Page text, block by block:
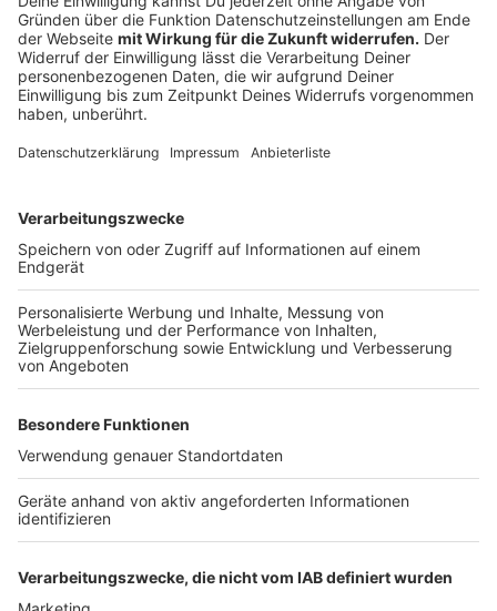
Dieses Lied kann ich Wort für Wort mitsingen:man
füge hier das Intro einer gerade angesagten
Kinderserie meiner Tochter ein (aktuell „Pettersson
und Findus“).
Wenn ich im Aufzug stecken bleibe, nutze ich die
Zeit so:
leider zu oft beim „Checken“ von Mails und
Social-Media-Nachrichten.
Wenn ich ein Superheld wäre, wäre das meine
Superkraft:Teleportation, um meine notorische
Unpünktlichkeit in den Griff zu bekommen.
Kind. Auf diesem Bild sieht man mich mit einem
Teddybären, den ich mittlerweile meiner Tochter (2
Jahre) vermacht habe.